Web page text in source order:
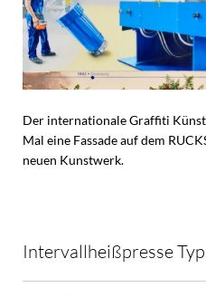
Der internationale Graffiti
Mal eine Fassade auf dem
neuen Kunstwerk.
Intervallheißpresse